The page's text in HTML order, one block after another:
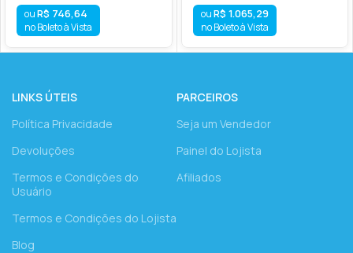
R$ 746,64
no Boleto à Vista
R$ 1.065,29
no Boleto à Vista
LINKS ÚTEIS
Política Privacidade
Devoluções
Termos e Condições do
Usuário
Termos e Condições do Lojista
Blog
PARCEIROS
Seja um Vendedor
Painel do Lojista
Afiliados